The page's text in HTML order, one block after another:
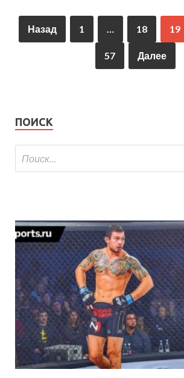
Назад 1 18 19
57 Далее
ПОИСК